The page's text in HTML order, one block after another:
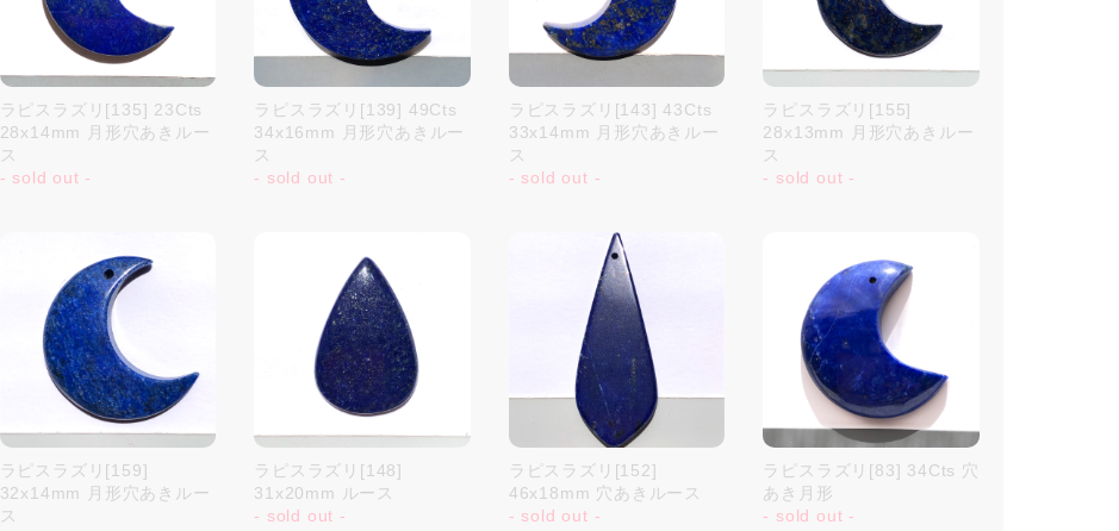
ラピスラズリ[135] 23Cts
28x14mm 月形穴あきルー
ス
- sold out -
ラピスラズリ[139] 49Cts
34x16mm 月形穴あきルー
ス
- sold out -
ラピスラズリ[143] 43Cts
33x14mm 月形穴あきルー
ス
- sold out -
ラピスラズリ[155]
28x13mm 月形穴あきルー
ス
- sold out -
ラピスラズリ[159]
32x14mm 月形穴あきルー
ス
ラピスラズリ[148]
31x20mm ルース
- sold out -
ラピスラズリ[152]
46x18mm 穴あきルース
- sold out -
ラピスラズリ[83] 34Cts 穴
あき月形
- sold out -